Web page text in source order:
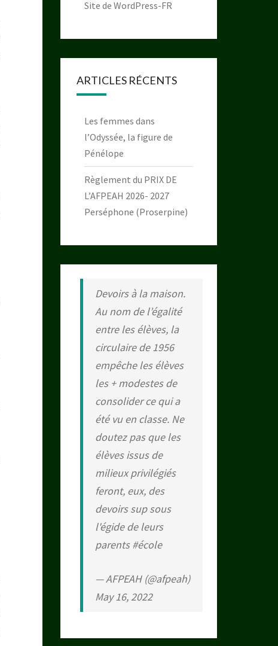
Site de WordPress-FR
ARTICLES RÉCENTS
Les femmes dans
l’Odyssée, la figure de
Pénélope
Règlement du PRIX DE
L’AFPEAH 2026- 2027
Perséphone (Proserpine)
Devoirs à la maison.
Au nom de l’égalité
entre les élèves, la
circulaire de 1956
empêche les élèves
les + modestes de
consolider ce qui a
été vu en classe. Ne
doutez pas que les
élèves issus de
milieux privilégiés
feront, eux, des
devoirs sup sous
l'égide de leurs
parents#école
— AFPEAH (@afpeah)
May 16, 2022